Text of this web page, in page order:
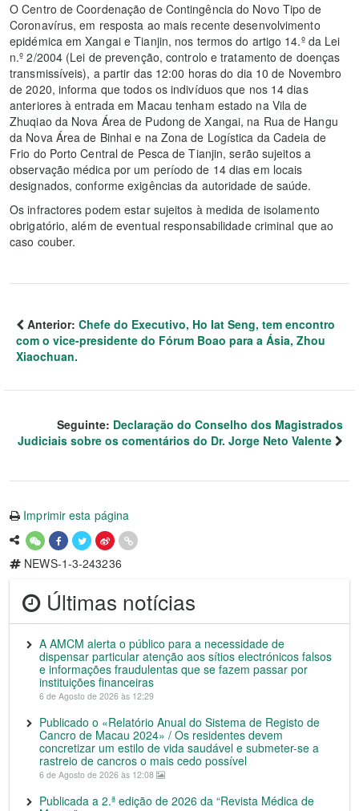
O Centro de Coordenação de Contingência do Novo Tipo de
Coronavírus, em resposta ao mais recente desenvolvimento
epidémica em Xangai e Tianjin, nos termos do artigo 14.º da Lei
n.º 2/2004 (Lei de prevenção, controlo e tratamento de doenças
transmissíveis), a partir das 12:00 horas do dia 10 de Novembro
de 2020, informa que todos os indivíduos que nos 14 dias
anteriores à entrada em Macau tenham estado na Vila de
Zhuqiao da Nova Área de Pudong de Xangai, na Rua de Hangu
da Nova Área de Binhai e na Zona de Logística da Cadeia de
Frio do Porto Central de Pesca de Tianjin, serão sujeitos a
observação médica por um período de 14 dias em locais
designados, conforme exigências da autoridade de saúde.
Os infractores podem estar sujeitos à medida de isolamento
obrigatório, além de eventual responsabilidade criminal que ao
caso couber.
Anterior: Chefe do Executivo, Ho Iat Seng, tem encontro
com o vice-presidente do Fórum Boao para a Ásia, Zhou
Xiaochuan.
Seguinte: Declaração do Conselho dos Magistrados
Judiciais sobre os comentários do Dr. Jorge Neto Valente
Imprimir esta página
NEWS-1-3-243236
Últimas notícias
A AMCM alerta o público para a necessidade de
dispensar particular atenção aos sítios electrónicos falsos
e informações fraudulentas que se fazem passar por
instituições financeiras
6 de Agosto de 2026 às 12:29
Publicado o «Relatório Anual do Sistema de Registo de
Cancro de Macau 2024» / Os residentes devem
concretizar um estilo de vida saudável e submeter-se a
rastreio de cancros o mais cedo possível
6 de Agosto de 2026 às 12:08
Publicada a 2.ª edição de 2026 da “Revista Médica de